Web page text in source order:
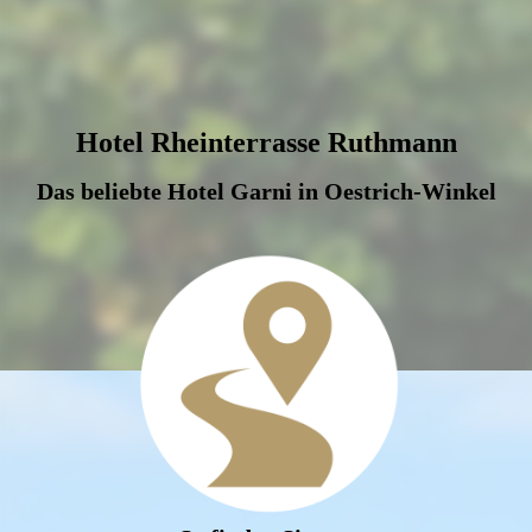
Hotel Rheinterrasse Ruthmann
Das beliebte Hotel Garni in Oestrich-Winkel